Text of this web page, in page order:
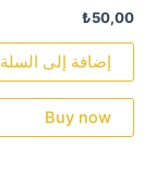
تم
التقييم
0
₺50,00
إضافة إلى السلة
Buy now